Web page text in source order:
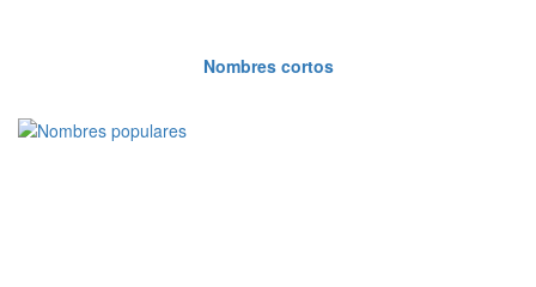
Nombres cortos